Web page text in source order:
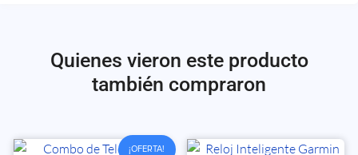
Quienes vieron este producto
también compraron
¡OFERTA!